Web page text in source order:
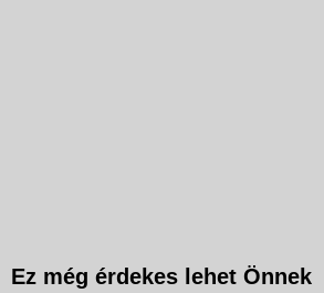
Ez még érdekes lehet Önnek